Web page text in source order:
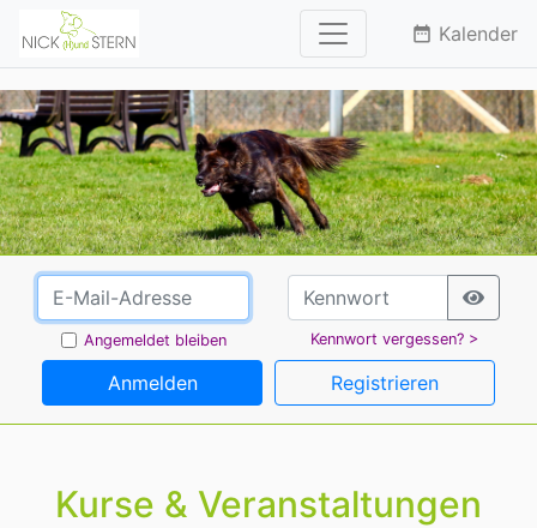
date_range Kalender
Angemeldet bleiben Kennwort vergessen? >
Anmelden Registrieren
Kurse & Veranstaltungen